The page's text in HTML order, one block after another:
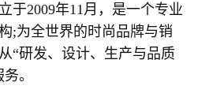
于2009年11月，是一个专业
;为全世界的时尚品牌与销
“研发、设计、生产与品质
。